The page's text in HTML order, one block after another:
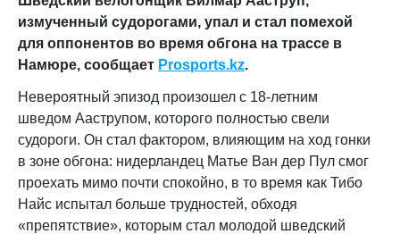
измученный судорогами, упал и стал помехой
для оппонентов во время обгона на трассе в
Намюре, сообщает Prosports.kz.
Невероятный эпизод произошел с 18-летним
шведом Ааструпом, которого полностью свели
судороги. Он стал фактором, влияющим на ход гонки
в зоне обгона: нидерландец Матье Ван дер Пул смог
проехать мимо почти спокойно, в то время как Тибо
Найс испытал больше трудностей, обходя
«препятствие», которым стал молодой шведский